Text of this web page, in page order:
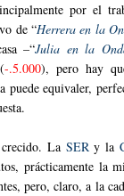
por el
de “Herrera en la
–“Julia en la
-.5.000), pero hay
puede equivaler,
La SERy la
prácticamente la
pero, claro, a la